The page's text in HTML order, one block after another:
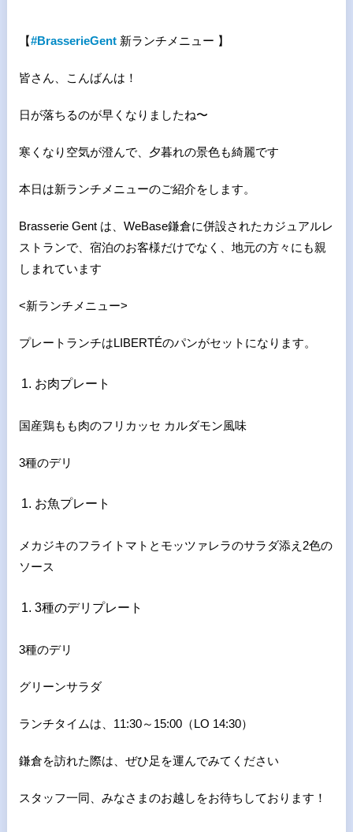
【#BrasserieGent新ランチメニュー 】
皆さん、こんばんは！
日が落ちるのが早くなりましたね〜
寒くなり空気が澄んで、夕暮れの景色も綺麗です
本日は新ランチメニューのご紹介をします。
Brasserie Gent は、WeBase鎌倉に併設されたカジュアルレ
ストランで、宿泊のお客様だけでなく、地元の方々にも親
しまれています
<新ランチメニュー>
プレートランチはLIBERTÉのパンがセットになります。
お肉プレート
国産鶏もも肉のフリカッセ カルダモン風味
3種のデリ
お魚プレート
メカジキのフライトマトとモッツァレラのサラダ添え2色の
ソース
3種のデリプレート
3種のデリ
グリーンサラダ
ランチタイムは、11:30～15:00（LO 14:30）
鎌倉を訪れた際は、ぜひ足を運んでみてください
スタッフ一同、みなさまのお越しをお待ちしております！